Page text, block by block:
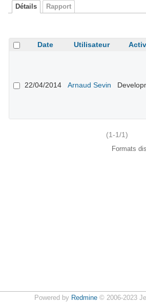
Détails Rapport
Date Utilisateur
22/04/2014 Arnaud Sevin
(1-1/1)
Formats
Powered by Redmine© 2006-2023